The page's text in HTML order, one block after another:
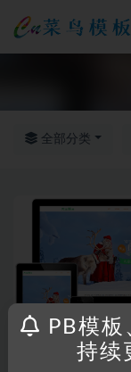
全部分类
PB模
持续